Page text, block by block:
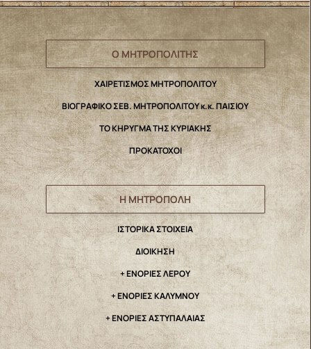
Ο ΜΗΤΡΟΠΟΛΙΤΗΣ
ΧΑΙΡΕΤΙΣΜΟΣ ΜΗΤΡΟΠΟΛΙΤΟΥ
ΒΙΟΓΡΑΦΙΚΟ ΣΕΒ. ΜΗΤΡΟΠΟΛΙΤΟΥ κ.κ. ΠΑΙΣΙΟΥ
ΤΟ ΚΗΡΥΓΜΑ ΤΗΣ ΚΥΡΙΑΚΗΣ
ΠΡΟΚΑΤΟΧΟΙ
Η ΜΗΤΡΟΠΟΛΗ
IΣΤΟΡΙΚΑ ΣΤΟΙΧΕΙΑ
ΔΙΟΙΚΗΣΗ
+ ΕΝΟΡΙΕΣ ΛΕΡΟΥ
+ ΕΝΟΡΙΕΣ ΚΑΛΥΜΝΟΥ
+ ΕΝΟΡΙΕΣ ΑΣΤΥΠΑΛΑΙΑΣ